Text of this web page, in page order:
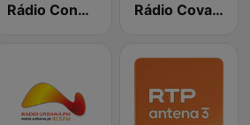
Rádio Condestável Rádio Cova da Beira